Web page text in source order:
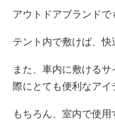
アウトドアブランドで
テント内で敷けば、快
また、車内に敷ける
際にとても便利なアイ
もちろん、室内で使用